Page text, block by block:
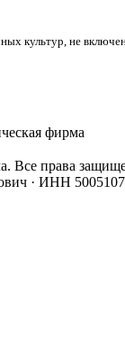
культур, не
фирма
Все права
· ИНН